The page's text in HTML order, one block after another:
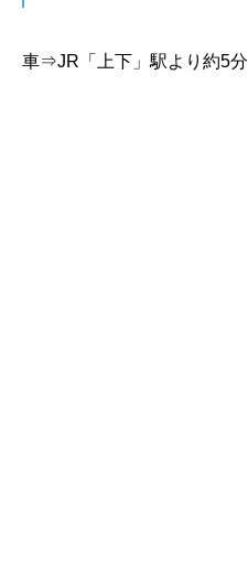
車⇒JR「上下」駅より約5分